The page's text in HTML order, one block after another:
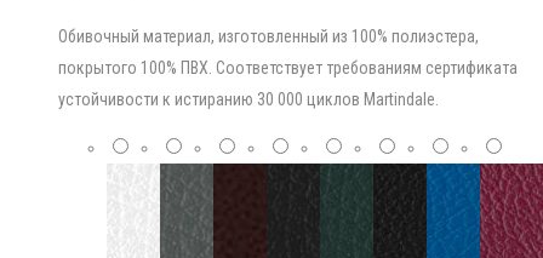
Обивочный материал, изготовленный из 100% полиэстера,
покрытого 100% ПВХ. Соответствует требованиям сертификата
устойчивости к истиранию 30 000 циклов Martindale.